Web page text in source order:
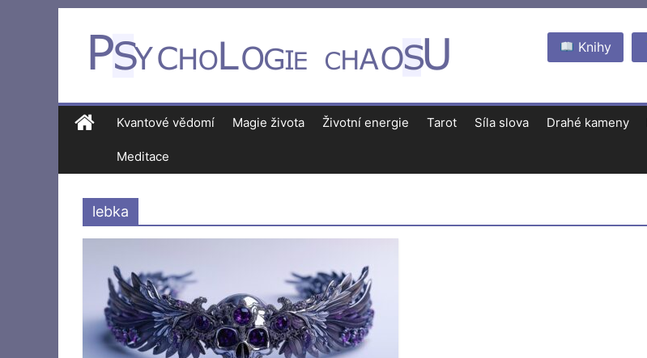
Knihy
Kvantové vědomí Magie života Životní energie Tarot Síla slova Drahé kameny
Meditace
lebka